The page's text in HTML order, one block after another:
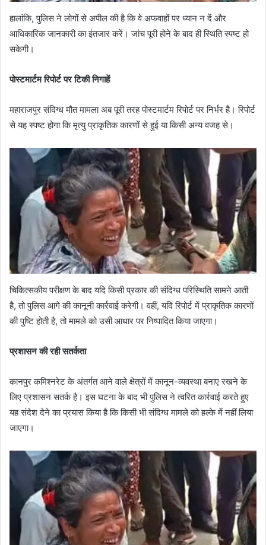
हालांकि, पुलिस ने लोगों से अपील की है कि वे अफवाहों पर ध्यान न दें और
आधिकारिक जानकारी का इंतजार करें। जांच पूरी होने के बाद ही स्थिति स्पष्ट हो
सकेगी।
पोस्टमार्टम रिपोर्ट पर टिकी निगाहें
महाराजपुर संदिग्ध मौत मामला अब पूरी तरह पोस्टमार्टम रिपोर्ट पर निर्भर है। रिपोर्ट
से यह स्पष्ट होगा कि मृत्यु प्राकृतिक कारणों से हुई या किसी अन्य वजह से।
चिकित्सकीय परीक्षण के बाद यदि किसी प्रकार की संदिग्ध परिस्थिति सामने आती
है, तो पुलिस आगे की कानूनी कार्रवाई करेगी। वहीं, यदि रिपोर्ट में प्राकृतिक कारणों
की पुष्टि होती है, तो मामले को उसी आधार पर निष्पादित किया जाएगा।
प्रशासन की रही सतर्कता
कानपुर कमिश्नरेट के अंतर्गत आने वाले क्षेत्रों में कानून-व्यवस्था बनाए रखने के
लिए प्रशासन सतर्क है। इस घटना के बाद भी पुलिस ने त्वरित कार्रवाई करते हुए
यह संदेश देने का प्रयास किया है कि किसी भी संदिग्ध मामले को हल्के में नहीं लिया
जाएगा।